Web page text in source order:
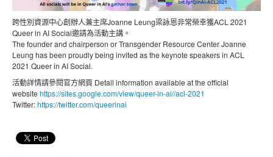
跨性別資源中心創辦人兼主席Joanne Leung梁詠恩非常榮幸獲ACL 2021
Queer in AI Social邀請為活動主講。
The founder and chairperson or Transgender Resource Center Joanne
Leung has been proudly being invited as the keynote speakers in ACL
2021 Queer in AI Social.
活動詳情請參閱官方網頁 Detail information available at the official
websitehttps://sites.google.com/view/queer-in-ai//acl-2021
Twitter:https://twitter.com/queerinai